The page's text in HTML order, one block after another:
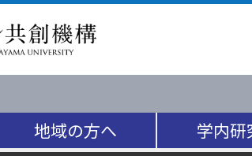
地域の方へ 学内研